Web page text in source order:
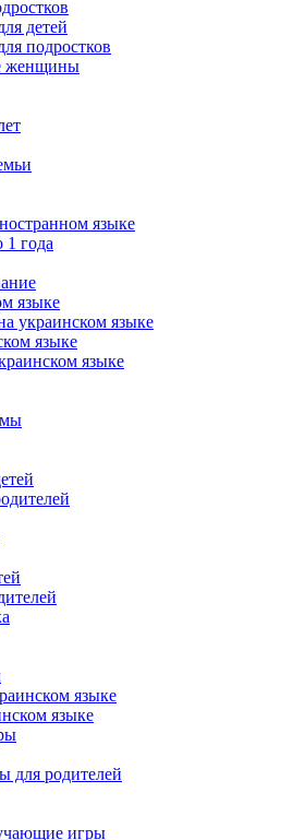
детей
подростков
женщины
языке
года
языке
украинском языке
языке
языке
языке
языке
родителей
игры